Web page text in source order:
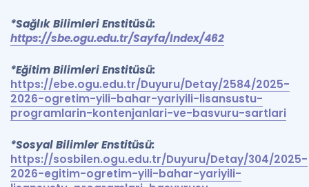
*Sağlık Bilimleri Enstitüsü:
https://sbe.ogu.edu.tr/Sayfa/Index/462
*Eğitim Bilimleri Enstitüsü:
https://ebe.ogu.edu.tr/Duyuru/Detay/2584/2025-
2026-ogretim-yili-bahar-yariyili-lisansustu-
programlarin-kontenjanlari-ve-basvuru-sartlari
*Sosyal Bilimler Enstitüsü:
https://sosbilen.ogu.edu.tr/Duyuru/Detay/304/2025-
2026-egitim-ogretim-yili-bahar-yariyili-